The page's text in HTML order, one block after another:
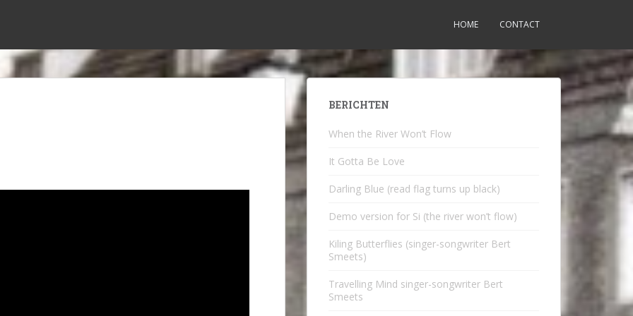
HOME CONTACT
BERICHTEN
When the River Won’t Flow
It Gotta Be Love
Darling Blue (read flag turns up black)
Demo version for Si (the river won’t flow)
Kiling Butterflies (singer-songwriter Bert
Smeets)
Travelling Mind singer-songwriter Bert
Smeets